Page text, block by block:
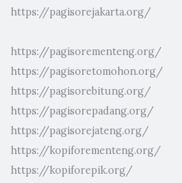
https://pagisorejakarta.org/
https://pagisorementeng.org/
https://pagisoretomohon.org/
https://pagisorebitung.org/
https://pagisorepadang.org/
https://pagisorejateng.org/
https://kopiforementeng.org/
https://kopiforepik.org/